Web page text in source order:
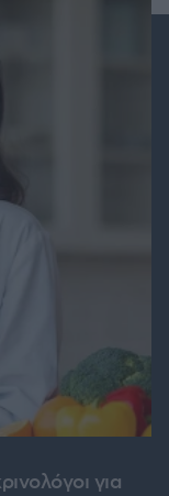
για